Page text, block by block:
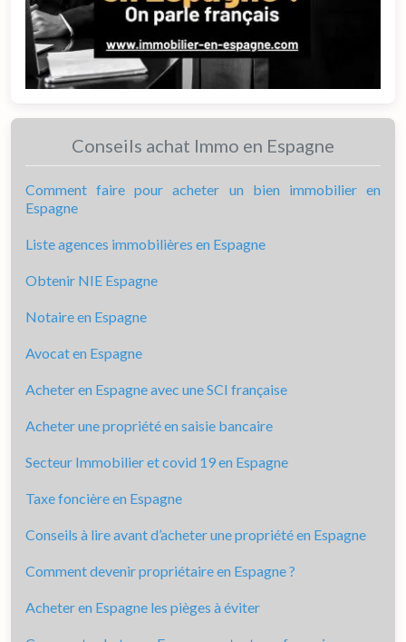
Conseils achat Immo en Espagne
Comment faire pour acheter un bien immobilier en
Espagne
Liste agences immobilières en Espagne
Obtenir NIE Espagne
Notaire en Espagne
Avocat en Espagne
Acheter en Espagne avec une SCI française
Acheter une propriété en saisie bancaire
Secteur Immobilier et covid 19 en Espagne
Taxe foncière en Espagne
Conseils à lire avant d’acheter une propriété en Espagne
Comment devenir propriétaire en Espagne ?
Acheter en Espagne les pièges à éviter